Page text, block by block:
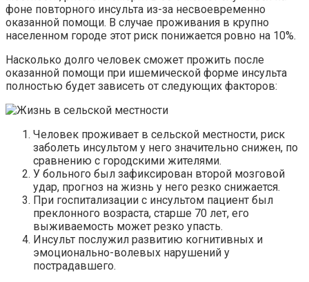
фоне повторного инсульта из-за несвоевременно
оказанной помощи. В случае проживания в крупно
населенном городе этот риск понижается ровно на 10%.
Насколько долго человек сможет прожить после
оказанной помощи при ишемической форме инсульта
полностью будет зависеть от следующих факторов:
Человек проживает в сельской местности, риск
заболеть инсультом у него значительно снижен, по
сравнению с городскими жителями.
У больного был зафиксирован второй мозговой
удар, прогноз на жизнь у него резко снижается.
При госпитализации с инсультом пациент был
преклонного возраста, старше 70 лет, его
выживаемость может резко упасть.
Инсульт послужил развитию когнитивных и
эмоционально-волевых нарушений у
пострадавшего.